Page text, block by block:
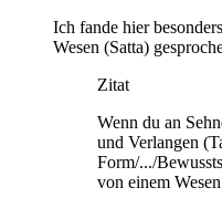
Ich fande hier
Wesen (Satta)
Zitat
Wenn du an
und Verlangen
Form/.../
von einem Wesen